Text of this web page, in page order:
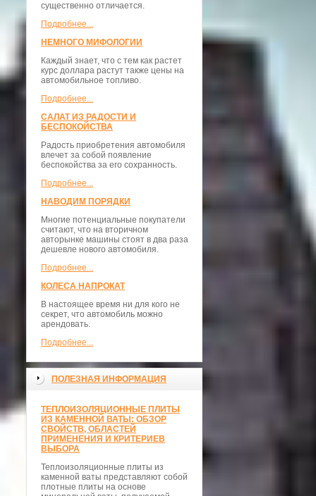
существенно отличается.
Подробнее...
НЕМНОГО МИФОЛОГИИ
Каждый знает, что с тем как растет
курс доллара растут также цены на
автомобильное топливо.
Подробнее...
САЛАТ ИЗ РАДОСТИ И
БЕСПОКОЙСТВА
Радость приобретения автомобиля
влечет за собой появление
беспокойства за его сохранность.
Подробнее...
НАВОДИМ ПОРЯДКИ
Многие потенциальные покупатели
считают, что на вторичном
авторынке машины стоят в два раза
дешевле нового автомобиля.
Подробнее...
КОЛЕСА НАПРОКАТ
В настоящее время ни для кого не
секрет, что автомобиль можно
арендовать.
Подробнее...
ПОЛЕЗНАЯ ИНФОРМАЦИЯ
ТЕПЛОИЗОЛЯЦИОННЫЕ ПЛИТЫ
ИЗ КАМЕННОЙ ВАТЫ: ОБЗОР
СВОЙСТВ, ОБЛАСТЕЙ
ПРИМЕНЕНИЯ И КРИТЕРИЕВ
ВЫБОРА
Теплоизоляционные плиты из
каменной ваты представляют собой
плотные плиты на основе